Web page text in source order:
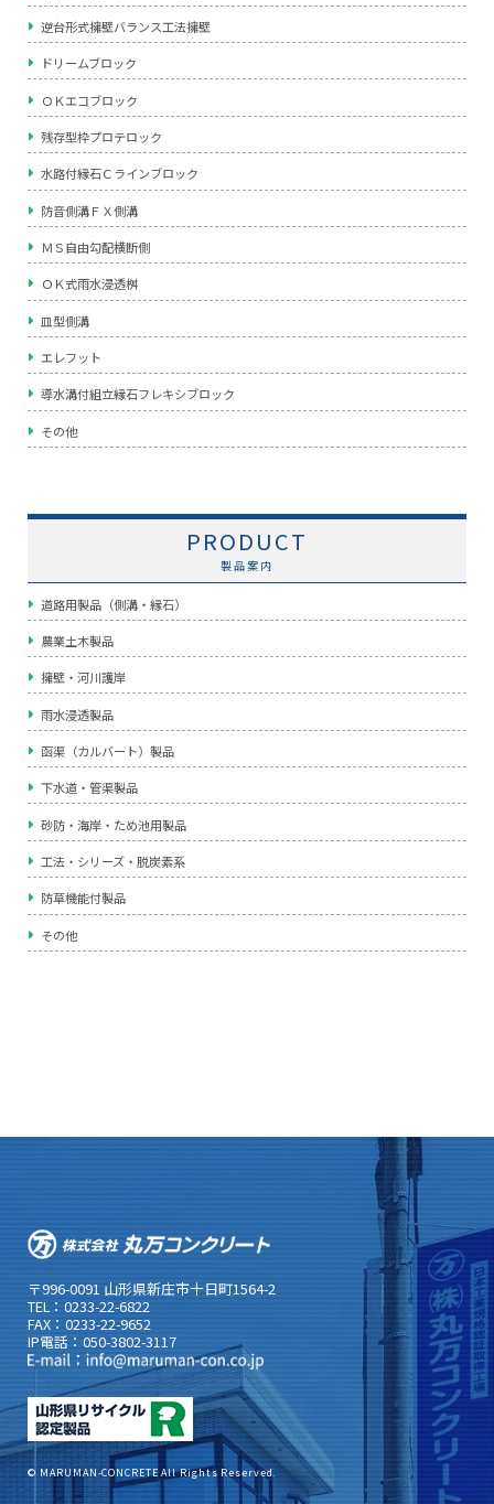
逆台形式擁壁バランス工法擁壁
ドリームブロック
ＯＫエコブロック
残存型枠プロテロック
水路付縁石Ｃラインブロック
防音側溝ＦＸ側溝
ＭＳ自由勾配横断側
ＯＫ式雨水浸透桝
皿型側溝
エレフット
導水溝付組立縁石フレキシブロック
その他
PRODUCT
製品案内
道路用製品（側溝・縁石）
農業土木製品
擁壁・河川護岸
雨水浸透製品
函渠（カルバート）製品
下水道・管渠製品
砂防・海岸・ため池用製品
工法・シリーズ・脱炭素系
防草機能付製品
その他
〒996-0091 山形県新庄市十日町1564-2
TEL：0233-22-6822
FAX：0233-22-9652
IP電話：050-3802-3117
© MARUMAN-CONCRETE All Rights Reserved.